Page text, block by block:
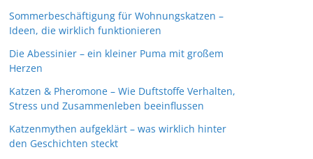
Sommerbeschäftigung für Wohnungskatzen –
Ideen, die wirklich funktionieren
Die Abessinier – ein kleiner Puma mit großem
Herzen
Katzen & Pheromone – Wie Duftstoffe Verhalten,
Stress und Zusammenleben beeinflussen
Katzenmythen aufgeklärt – was wirklich hinter
den Geschichten steckt